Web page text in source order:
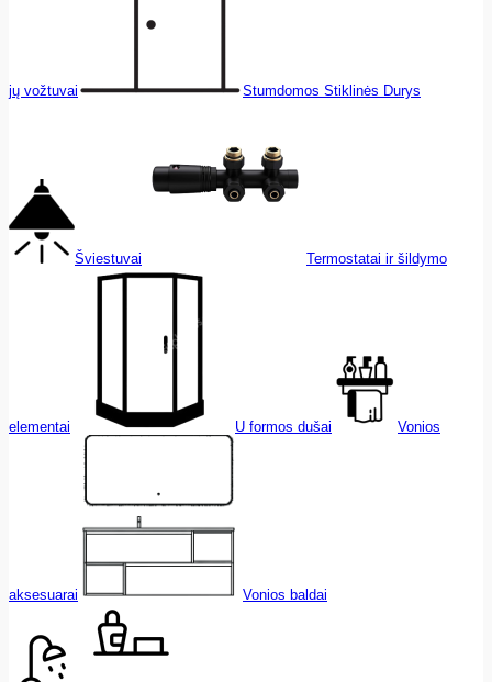
jų vožtuvai Stumdomos Stiklinės Durys
Šviestuvai Termostatai ir šildymo
elementai U formos dušai Vonios
aksesuarai Vonios baldai